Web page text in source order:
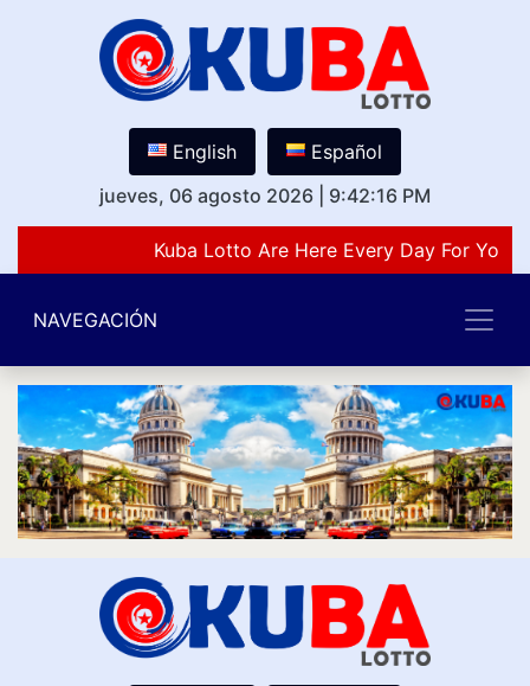
English
Español
jueves, 06 agosto 2026
9:42:16 PM
Kuba Lotto Are Here Every Day For You
NAVEGACIÓN